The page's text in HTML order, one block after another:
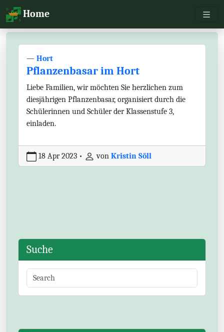
Home
— Hort
Pflanzenbasar im Hort
Liebe Familien, wir möchten Sie herzlichen zum
diesjährigen Pflanzenbasar, organisiert durch die
Schülerinnen und Schüler der Klassenstufe 3,
einladen.
18 Apr 2023 • von Kristin Söll
Suche